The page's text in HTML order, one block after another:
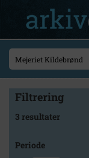
Filtrering
3 resultater
Periode